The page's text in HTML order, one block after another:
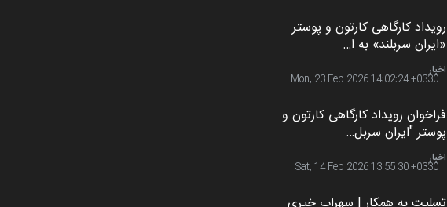
رویداد کارگاهی کارتون و پوستر
«ایران سربلند» به ا…
اخبار
Mon, 23 Feb 2026 14:02:24 +0330
فراخوان رویداد کارگاهی کارتون و
پوستر "ایران سربل…
اخبار
Sat, 14 Feb 2026 13:55:30 +0330